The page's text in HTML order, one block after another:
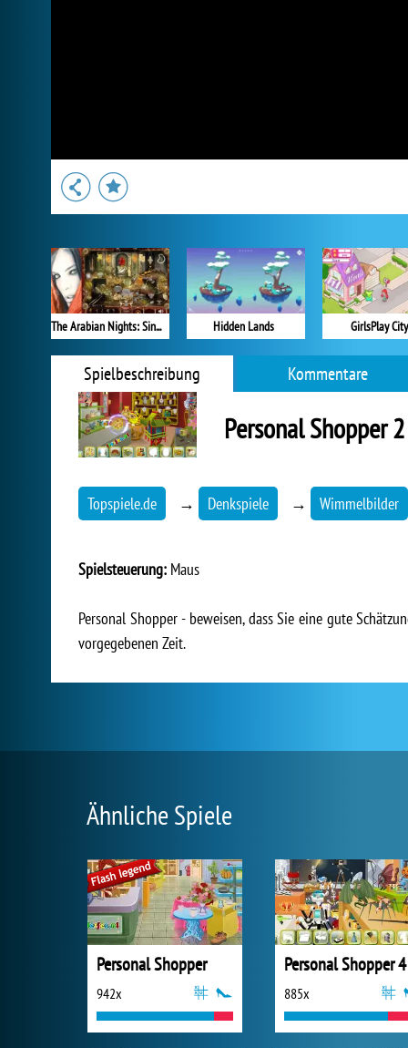
The Arabian Nights: Sindibad the Voyager Hidden Lands GirlsPlay City
Spielbeschreibung Kommentare
Personal Shopper 2
Topspiele.de → Denkspiele → Wimmelbilder
Spielsteuerung: Maus
Personal Shopper - beweisen, dass Sie eine gute
vorgegebenen Zeit.
Ähnliche Spiele
Personal Shopper
942x
Personal Shopper 4
885x